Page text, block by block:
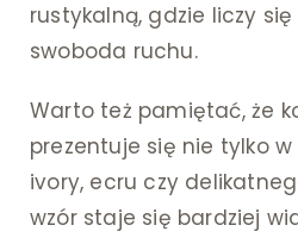
rustykalną, gdzie liczy
swoboda ruchu.
Warto też pamiętać, że
prezentuje się nie tylko
ivory, ecru czy
wzór staje się bardziej